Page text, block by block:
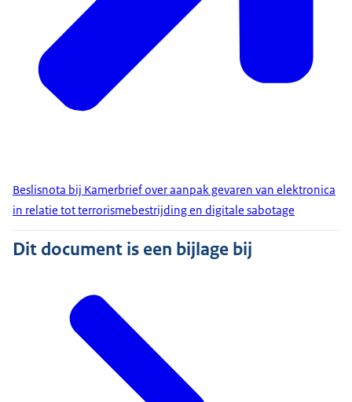
Beslisnota bij Kamerbrief over aanpak gevaren van elektronica
in relatie tot terrorismebestrijding en digitale sabotage
Dit document is een bijlage bij